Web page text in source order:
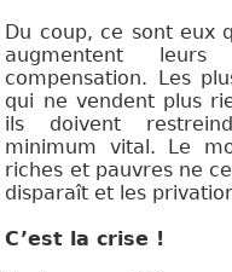
Du coup, ce sont eux
augmentent
compensation. Les
qui ne vendent plus
ils doivent
minimum vital. Le
riches et pauvres ne
disparaît et les
C’est la crise !